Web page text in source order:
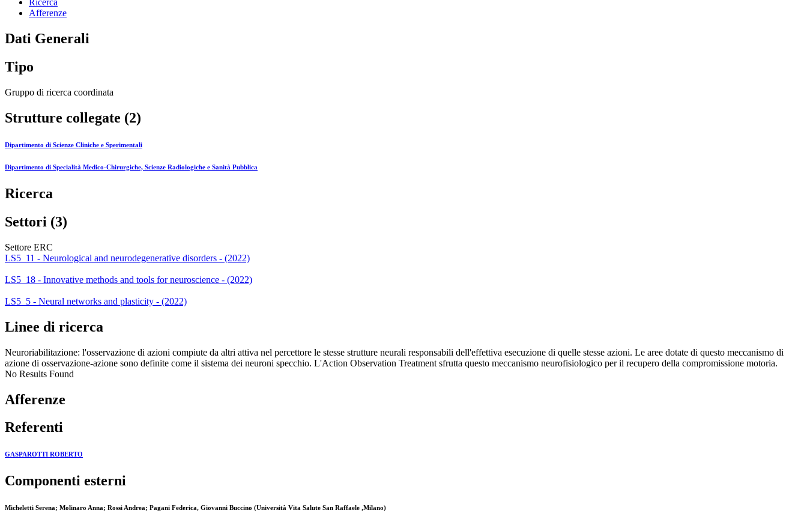
Ricerca
Afferenze
Dati Generali
Tipo
Gruppo di ricerca coordinata
Strutture collegate (2)
Dipartimento di Scienze Cliniche e Sperimentali
Dipartimento di Specialità Medico-Chirurgiche, Scienze Radiologiche e Sanità Pubblica
Ricerca
Settori (3)
Settore ERC
LS5_11 - Neurological and neurodegenerative disorders - (2022)
LS5_18 - Innovative methods and tools for neuroscience - (2022)
LS5_5 - Neural networks and plasticity - (2022)
Linee di ricerca
Neuroriabilitazione: l'osservazione di azioni compiute da altri attiva nel percettore le stesse strutture neurali responsabili dell'effettiva esecuzione di quelle stesse azioni. Le aree dotate di questo meccanismo di
azione di osservazione-azione sono definite come il sistema dei neuroni specchio. L'Action Observation Treatment sfrutta questo meccanismo neurofisiologico per il recupero della compromissione motoria.
No Results Found
Afferenze
Referenti
GASPAROTTI ROBERTO
Componenti esterni
Micheletti Serena; Molinaro Anna; Rossi Andrea; Pagani Federica, Giovanni Buccino (Università Vita Salute San Raffaele ,Milano)